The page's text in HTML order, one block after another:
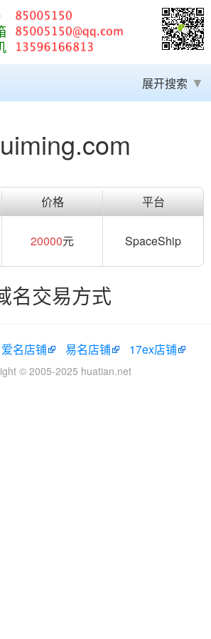
展开搜索
价格
平台
20000元 SpaceShip
名交易方式
爱名店铺 易名店铺 17ex店铺
© 2005-2025 huatian.net